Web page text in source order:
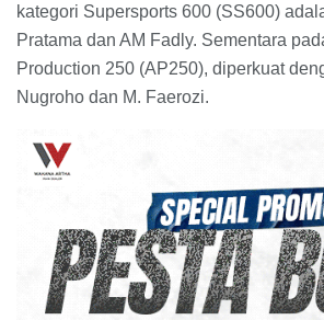
kategori Supersports 600 (SS600)
Pratama dan AM Fadly. Sementara
Production 250 (AP250), diperkuat
Nugroho dan M. Faerozi.